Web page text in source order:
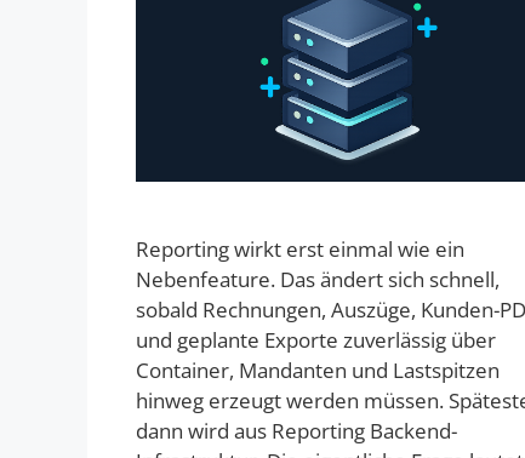
Reporting wirkt erst einmal wie ein
Nebenfeature. Das ändert sich schnell,
sobald Rechnungen, Auszüge, Kunden-
und geplante Exporte zuverlässig über
Container, Mandanten und Lastspitzen
hinweg erzeugt werden müssen.
dann wird aus Reporting Backend-